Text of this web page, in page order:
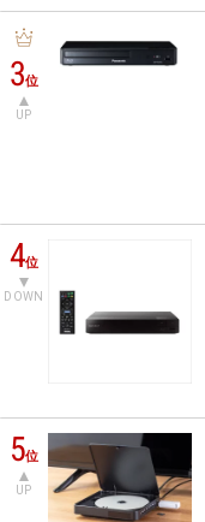
3位
UP
4位
DOWN
5位
UP